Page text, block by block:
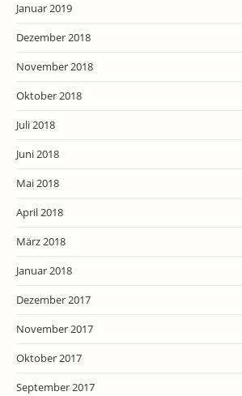
Januar 2019
Dezember 2018
November 2018
Oktober 2018
Juli 2018
Juni 2018
Mai 2018
April 2018
März 2018
Januar 2018
Dezember 2017
November 2017
Oktober 2017
September 2017